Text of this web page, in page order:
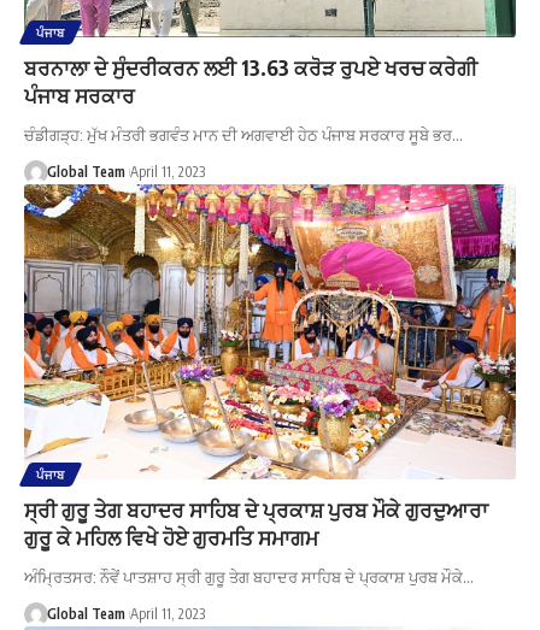
ਪੰਜਾਬ
ਬਰਨਾਲਾ ਦੇ ਸੁੰਦਰੀਕਰਨ ਲਈ 13.63 ਕਰੋੜ ਰੁਪਏ ਖਰਚ ਕਰੇਗੀ
ਪੰਜਾਬ ਸਰਕਾਰ
ਚੰਡੀਗੜ੍ਹ: ਮੁੱਖ ਮੰਤਰੀ ਭਗਵੰਤ ਮਾਨ ਦੀ ਅਗਵਾਈ ਹੇਠ ਪੰਜਾਬ ਸਰਕਾਰ ਸੂਬੇ ਭਰ…
Global Team April 11, 2023
ਪੰਜਾਬ
ਸ੍ਰੀ ਗੁਰੂ ਤੇਗ ਬਹਾਦਰ ਸਾਹਿਬ ਦੇ ਪ੍ਰਕਾਸ਼ ਪੁਰਬ ਮੌਕੇ ਗੁਰਦੁਆਰਾ
ਗੁਰੂ ਕੇ ਮਹਿਲ ਵਿਖੇ ਹੋਏ ਗੁਰਮਤਿ ਸਮਾਗਮ
ਅੰਮ੍ਰਿਤਸਰ: ਨੌਵੇਂ ਪਾਤਸ਼ਾਹ ਸ੍ਰੀ ਗੁਰੂ ਤੇਗ ਬਹਾਦਰ ਸਾਹਿਬ ਦੇ ਪ੍ਰਕਾਸ਼ ਪੁਰਬ ਮੌਕੇ…
Global Team April 11, 2023